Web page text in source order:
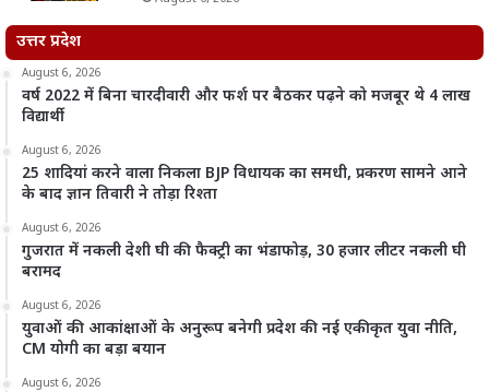
उत्तर प्रदेश
August 6, 2026
वर्ष 2022 में बिना चारदीवारी और फर्श पर बैठकर पढ़ने को मजबूर थे 4 लाख
विद्यार्थी
August 6, 2026
25 शादियां करने वाला निकला BJP विधायक का समधी, प्रकरण सामने आने
के बाद ज्ञान तिवारी ने तोड़ा रिश्ता
August 6, 2026
गुजरात में नकली देशी घी की फैक्ट्री का भंडाफोड़, 30 हजार लीटर नकली घी
बरामद
August 6, 2026
युवाओं की आकांक्षाओं के अनुरूप बनेगी प्रदेश की नई एकीकृत युवा नीति,
CM योगी का बड़ा बयान
August 6, 2026